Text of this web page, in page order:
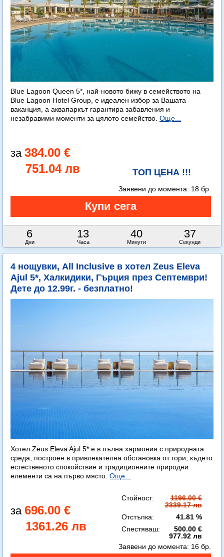
Blue Lagoon Queen 5*, най-новото бижу в семейството на
Blue Lagoon Hotel Group, е идеален избор за Вашата
ваканция, а аквапаркът гарантира забавления и
незабравими моменти за цялото семейство. Още...
384.00 €
751.04 лв
ТОП ЦЕНА !!!
6
Дни
13
Часа
40
Минути
36
Секунди
Заявени до момента: 18 бр.
4 нощувки, All Inclusive в хотел Zeus Eleva
Ajul 5*, Халкидики, Гърция през Септември!
Дете до 12.99г. - безплатно!
Хотел Zeus Eleva Ajul 5* е в пълна хармония с природната
среда, построен в привлекателна обстановка от гори, където
естественото спокойствие и традиционните природни
елементи са на първо място. Още...
696.00 €
1361.26 лв
Стойност:
1196.00 €
2339.17 лв
Отстъпка:
41.81 %
Спестяваш:
500.00 €
977.92 лв
Заявени до момента: 16 бр.